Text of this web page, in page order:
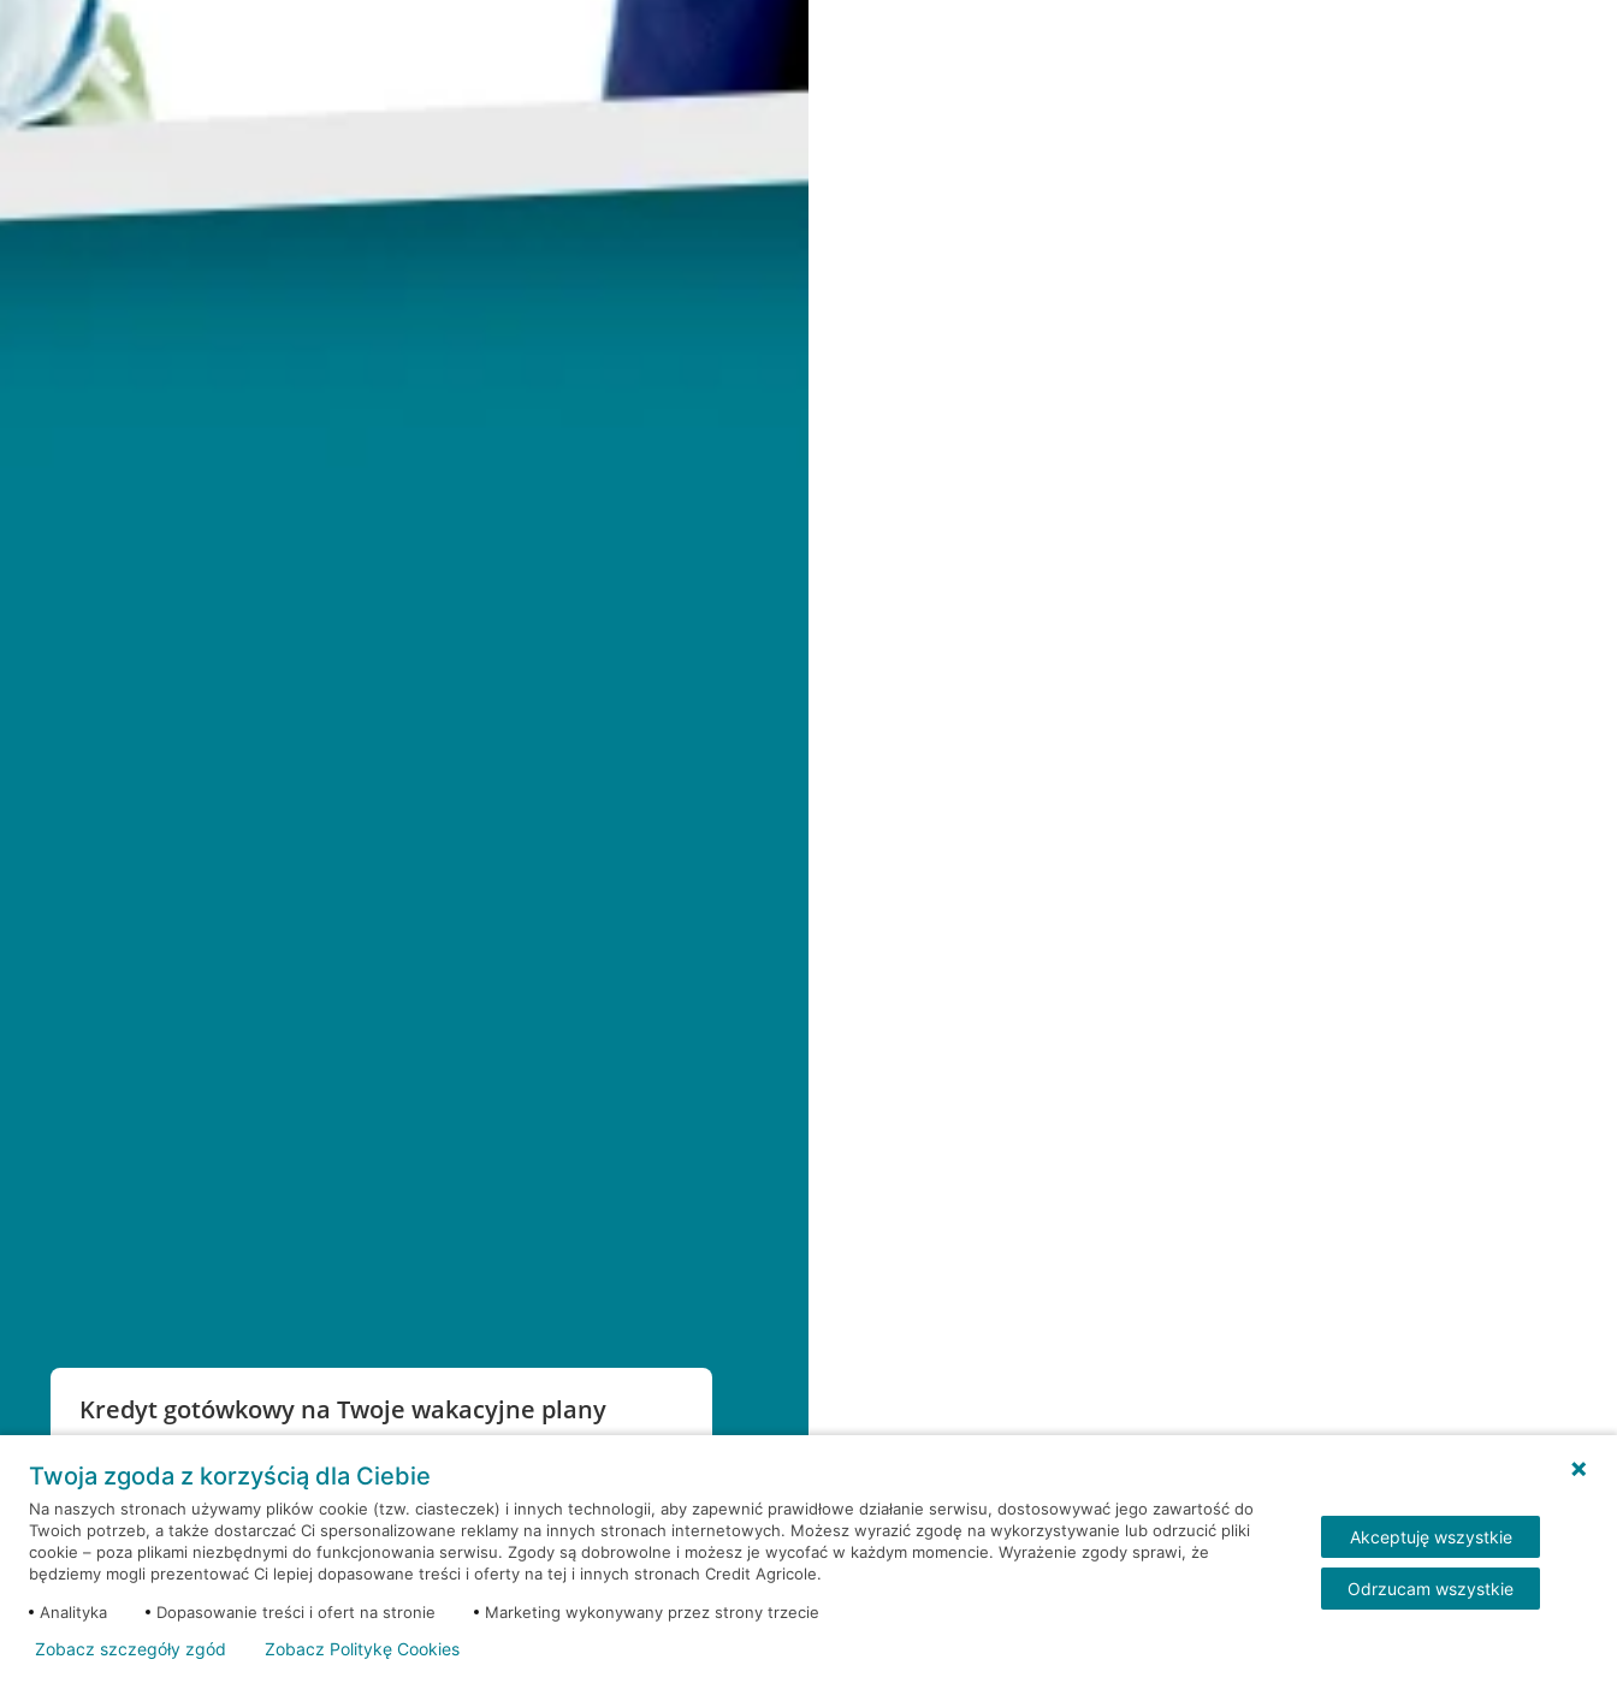
Kredyt gotówkowy na Twoje wakacyjne plany
RRSO: 9,6%
WEŹ KREDYT NOTA PRAWNA
Twoja zgoda z korzyścią dla Ciebie
Na naszych stronach używamy plików cookie (tzw. ciasteczek) i innych technologii, aby zapewnić prawidłowe działanie serwisu, dostosowywać jego zawartość do
Twoich potrzeb, a także dostarczać Ci spersonalizowane reklamy na innych stronach internetowych. Możesz wyrazić zgodę na wykorzystywanie lub odrzucić pliki
cookie – poza plikami niezbędnymi do funkcjonowania serwisu. Zgody są dobrowolne i możesz je wycofać w każdym momencie. Wyrażenie zgody sprawi, że
będziemy mogli prezentować Ci lepiej dopasowane treści i oferty na tej i innych stronach Credit Agricole.
Analityka
Dopasowanie treści i ofert na stronie Marketing wykonywany przez strony trzecie
Akceptuję wszystkie
Odrzucam wszystkie
Zobacz szczegóły zgód Zobacz Politykę Cookies